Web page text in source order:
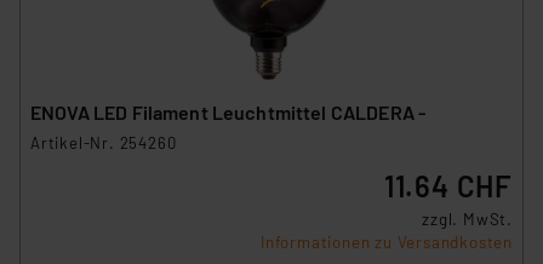
ENOVA LED Filament Leuchtmittel CALDERA -
Artikel-Nr. 254260
11.64 CHF
zzgl. MwSt.
Informationen zu Versandkosten